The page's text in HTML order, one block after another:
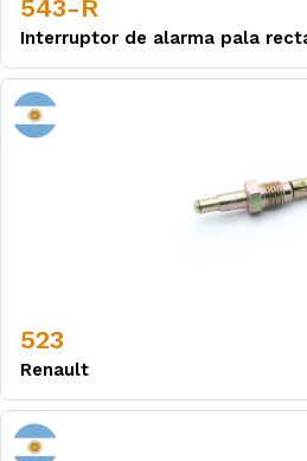
543-R
Interruptor de alarma pala
523
Renault